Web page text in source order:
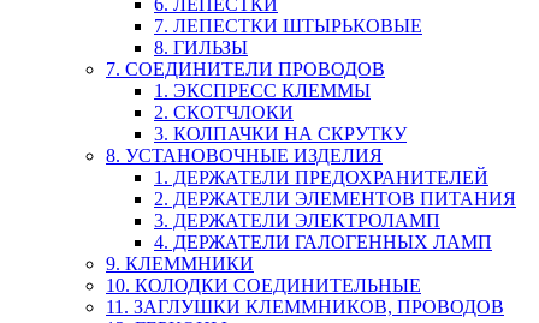
6. ЛЕПЕСТКИ
7. ЛЕПЕСТКИ ШТЫРЬКОВЫЕ
8. ГИЛЬЗЫ
7. СОЕДИНИТЕЛИ ПРОВОДОВ
1. ЭКСПРЕСС КЛЕММЫ
2. СКОТЧЛОКИ
3. КОЛПАЧКИ НА СКРУТКУ
8. УСТАНОВОЧНЫЕ ИЗДЕЛИЯ
1. ДЕРЖАТЕЛИ ПРЕДОХРАНИТЕЛЕЙ
2. ДЕРЖАТЕЛИ ЭЛЕМЕНТОВ ПИТАНИЯ
3. ДЕРЖАТЕЛИ ЭЛЕКТРОЛАМП
4. ДЕРЖАТЕЛИ ГАЛОГЕННЫХ ЛАМП
9. КЛЕММНИКИ
10. КОЛОДКИ СОЕДИНИТЕЛЬНЫЕ
11. ЗАГЛУШКИ КЛЕММНИКОВ, ПРОВОДОВ